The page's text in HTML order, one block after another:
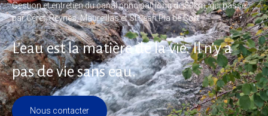
Gestion et entretien du canal principal, long de 30km, qui passe
par Céret, Reynes, Maureillas et St Jean Pla de Cort
L'eau est la matière de la vie. Il n'y a
pas de vie sans eau.
Nous contacter